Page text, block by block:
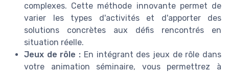
complexes. Cette méthode innovante permet de
varier les types d'activités et d'apporter des
solutions concrètes aux défis rencontrés en
situation réelle.
Jeux de rôle : En intégrant des jeux de rôle dans
votre animation séminaire, vous permettrez à